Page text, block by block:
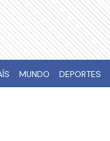
MUNDO DEPORTES